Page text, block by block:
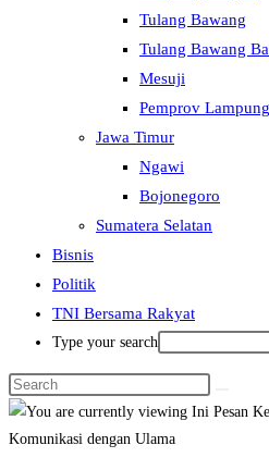
Tulang Bawang
Tulang Bawang
Mesuji
Pemprov Lampung
Jawa Timur
Ngawi
Bojonegoro
Sumatera Selatan
Bisnis
Politik
TNI Bersama Rakyat
Type your search